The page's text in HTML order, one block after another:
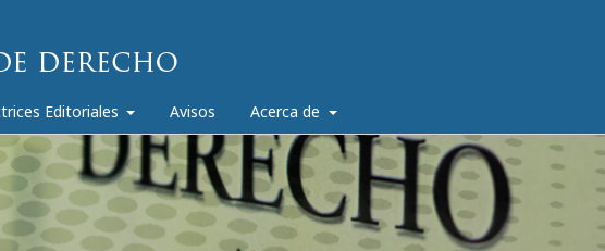
Editoriales Avisos Acerca de